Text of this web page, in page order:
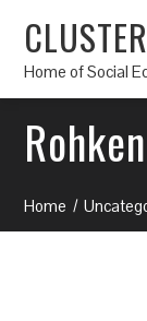
Home of Social
Home